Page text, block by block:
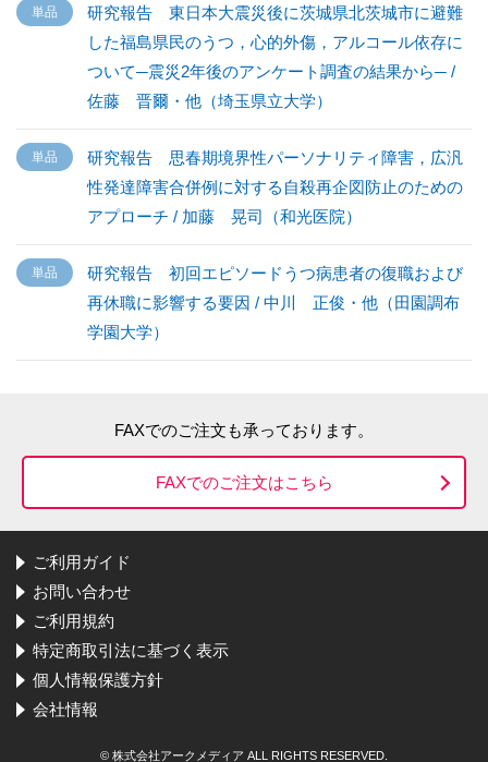
研究報告 東日本大震災後に茨城県北茨城市に避難
した福島県民のうつ，心的外傷，アルコール依存に
ついて─震災2年後のアンケート調査の結果から─ /
佐藤 晋爾・他（埼玉県立大学）
研究報告 思春期境界性パーソナリティ障害，広汎
性発達障害合併例に対する自殺再企図防止のための
アプローチ / 加藤 晃司（和光医院）
研究報告 初回エピソードうつ病患者の復職および
再休職に影響する要因 / 中川 正俊・他（田園調布
学園大学）
FAXでのご注文も承っております。
FAXでのご注文はこちら
ご利用ガイド
お問い合わせ
ご利用規約
特定商取引法に基づく表示
個人情報保護方針
会社情報
© 株式会社アークメディア ALL RIGHTS RESERVED.